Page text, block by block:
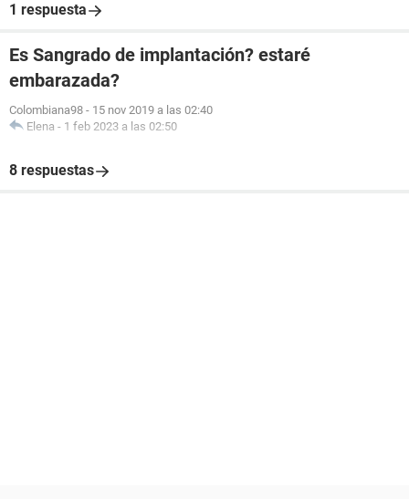
1 respuesta
Es Sangrado de implantación? estaré
embarazada?
Colombiana98 - 15 nov 2019 a las 02:40
Elena - 1 feb 2023 a las 02:50
8 respuestas